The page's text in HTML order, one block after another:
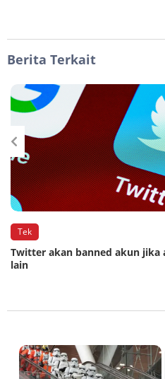
Berita Terkait
Tek
Twitter akan banned akun
lain